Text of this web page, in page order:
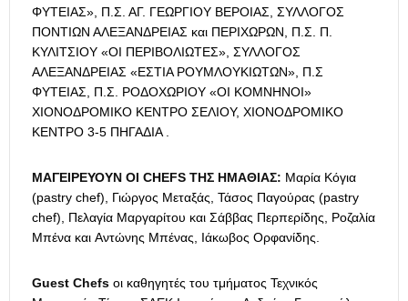
ΦΥΤΕΙΑΣ», Π.Σ. ΑΓ. ΓΕ­ΩΡΓΙΟΥ ΒΕΡΟΙΑΣ, ΣΥΛΛΟΓΟΣ
ΠΟΝΤΙΩΝ ΑΛΕΞΑΝΔΡΕΙΑΣ και ΠΕΡΙΧΩΡΩΝ, Π.Σ. Π.
ΚΥΛΙΤΣΙΟΥ «ΟΙ ΠΕΡΙΒΟΛΙΩΤΕΣ», ΣΥΛΛΟΓΟΣ
ΑΛΕΞΑΝΔΡΕΙΑΣ «ΕΣΤΙΑ ΡΟΥΜΛΟΥΚΙΩΤΩΝ», Π.Σ
ΦΥΤΕΙΑΣ, Π.Σ. ΡΟΔΟΧΩΡΙΟΥ «ΟΙ ΚΟΜΝΗΝΟΙ»
ΧΙΟΝΟΔΡΟΜΙΚΟ ΚΕΝΤΡΟ ΣΕ­ΛΙΟΥ, ΧΙΟΝΟΔΡΟΜΙΚΟ
ΚΕΝΤΡΟ 3-5 ΠΗΓΑΔΙΑ .
ΜΑΓΕΙΡΕΥΟΥΝ ΟΙ CHEFS ΤΗΣ ΗΜΑΘΙΑΣ: Μαρία Κόγια
(pastry chef), Γιώργος Μεταξάς, Τάσος Παγούρας (pastry
chef), Πελαγία Μαργαρίτου και Σάββας Περπερίδης, Ροζαλία
Μπένα και Aντώνης Μπένας, Ιάκωβος Ορφανίδης.
Guest Chefs οι καθηγητές του τμήματος Τεχνικός